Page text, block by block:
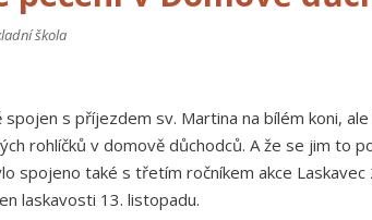
škola
spojen s příjezdem sv. Martina na bílém koni,
rohlíčků v domově důchodců. A že se jim to
spojeno také s třetím ročníkem akce
laskavosti 13. listopadu.